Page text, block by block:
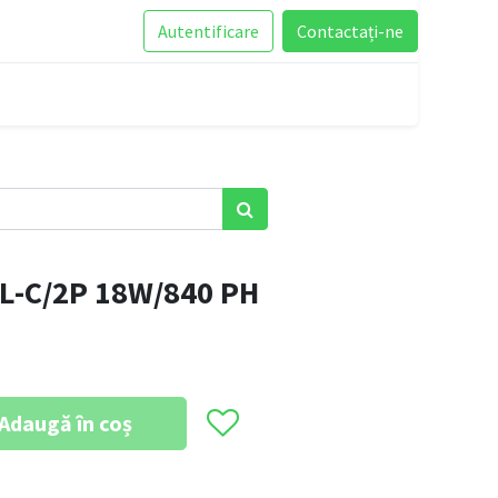
Autentificare Contactați-ne
C/2P 18W/840 PH
în coș